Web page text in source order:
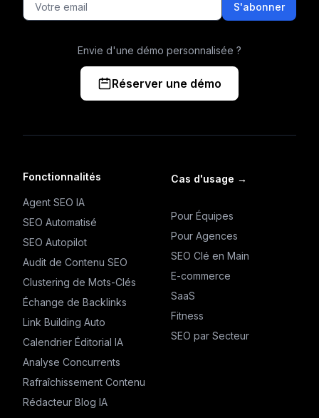
S'abonner
Envie d'une démo personnalisée ?
Réserver une démo
Fonctionnalités
Agent SEO IA
SEO Automatisé
SEO Autopilot
Audit de Contenu SEO
Clustering de Mots-Clés
Échange de Backlinks
Link Building Auto
Calendrier Éditorial IA
Analyse Concurrents
Rafraîchissement Contenu
Rédacteur Blog IA
Cas d'usage →
Pour Équipes
Pour Agences
SEO Clé en Main
E-commerce
SaaS
Fitness
SEO par Secteur